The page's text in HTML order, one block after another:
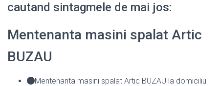
cautand sintagmele de mai jos:
Mentenanta masini spalat Artic
BUZAU
Mentenanta masini spalat Artic BUZAU la domiciliu